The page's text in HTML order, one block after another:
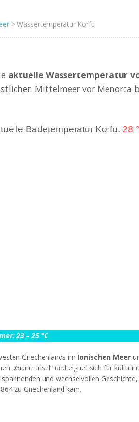
> Wassertemperatur Korfu
aktuelle Wassertemperatur
Mittelmeer vor Menorca
Badetemperatur Korfu: 28
23 – 25 °C
Griechenlands im Ionischen Meer
„Grüne Insel“ und eignet sich für
und wechselvollen
zu Griechenland kam.